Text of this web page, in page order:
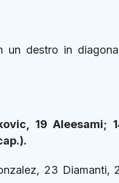
un destro in
19 Aleesami;
23 Diamanti,